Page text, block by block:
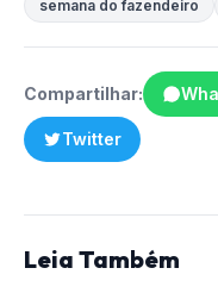
semana do fazendeiro
Compartilhar:
Twitter
Leia Também